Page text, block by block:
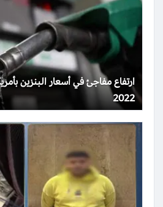
ارتفاع مفاجئ في أسعار البنزين
2022